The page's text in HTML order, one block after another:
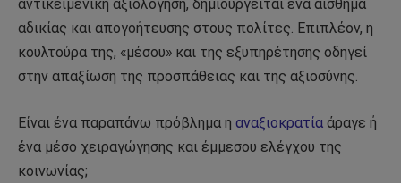
αντικειμενική αξιολόγηση, δημιουργείται ένα αίσθημα
αδικίας και απογοήτευσης στους πολίτες. Επιπλέον, η
κουλτούρα της, «μέσου» και της εξυπηρέτησης οδηγεί
στην απαξίωση της προσπάθειας και της αξιοσύνης.
Είναι ένα παραπάνω πρόβλημα η αναξιοκρατία άραγε ή
ένα μέσο χειραγώγησης και έμμεσου ελέγχου της
κοινωνίας;